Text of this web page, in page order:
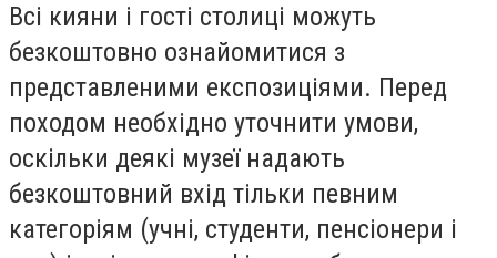
Всі кияни і гості столиці можуть
безкоштовно ознайомитися з
представленими експозиціями. Перед
походом необхідно уточнити умови,
оскільки деякі музеї надають
безкоштовний вхід тільки певним
категоріям (учні, студенти, пенсіонери і